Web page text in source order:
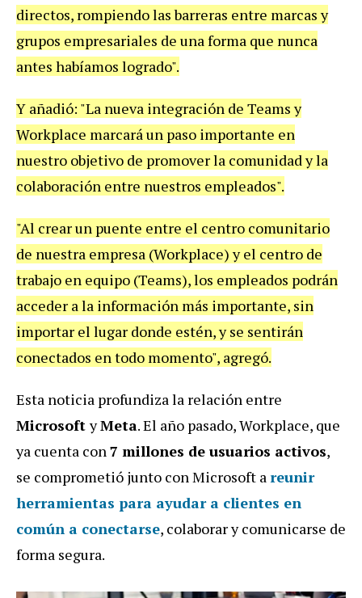
directos, rompiendo las barreras entre marcas y
grupos empresariales de una forma que nunca
antes habíamos logrado".
Y añadió: "La nueva integración de Teams y
Workplace marcará un paso importante en
nuestro objetivo de promover la comunidad y la
colaboración entre nuestros empleados".
"Al crear un puente entre el centro comunitario
de nuestra empresa (Workplace) y el centro de
trabajo en equipo (Teams), los empleados podrán
acceder a la información más importante, sin
importar el lugar donde estén, y se sentirán
conectados en todo momento", agregó.
Esta noticia profundiza la relación entre
MicrosoftyMeta. El año pasado, Workplace, que
ya cuenta con7 millones de usuarios activos,
se comprometió junto con Microsoft areunir
herramientas para ayudar a clientes en
común a conectarse, colaborar y comunicarse de
forma segura.